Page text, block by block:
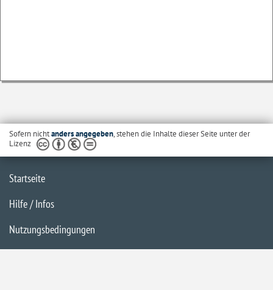
Sofern nichtanders angegeben, stehen die Inhalte dieser Seite unter der
Lizenz
Startseite
Hilfe / Infos
Nutzungsbedingungen